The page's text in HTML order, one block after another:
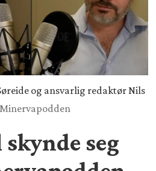
og ansvarlig redaktør Nils
seg